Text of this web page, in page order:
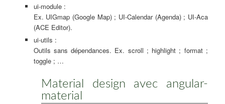
ui-module :
Ex. UIGmap (Google Map) ; UI-Calendar (Agenda) ; UI-Aca
(ACE Editor).
ui-utils :
Outils sans dépendances. Ex. scroll ; highlight ; format ;
toggle ; …
Material design avec angular-
material